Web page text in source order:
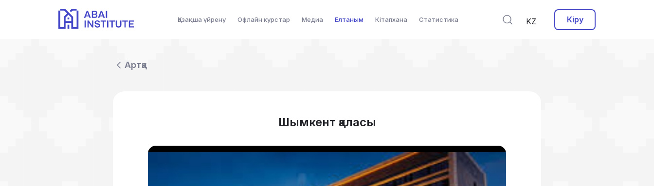
Қазақша үйрену Офлайн курстар Медиа Елтаным Кітапхана Статистика KZ Кіру
Артқа
Шымкент қаласы